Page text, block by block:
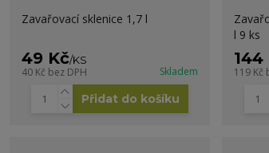
Zavařovací sklenice 1,7 l
49 Kč/KS
40 Kč bez DPH Skladem
Přidat do košíku
l 9 ks
144
119 Kč